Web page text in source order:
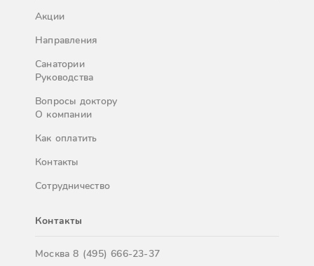
Акции
Направления
Санатории
Руководства
Вопросы доктору
О компании
Как оплатить
Контакты
Сотрудничество
Контакты
Москва8 (495) 666-23-37